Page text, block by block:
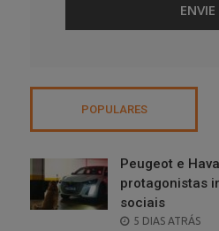
POPULARES
Peugeot e
protagonistas
sociais
POSTED
5 DIAS ATRÁS